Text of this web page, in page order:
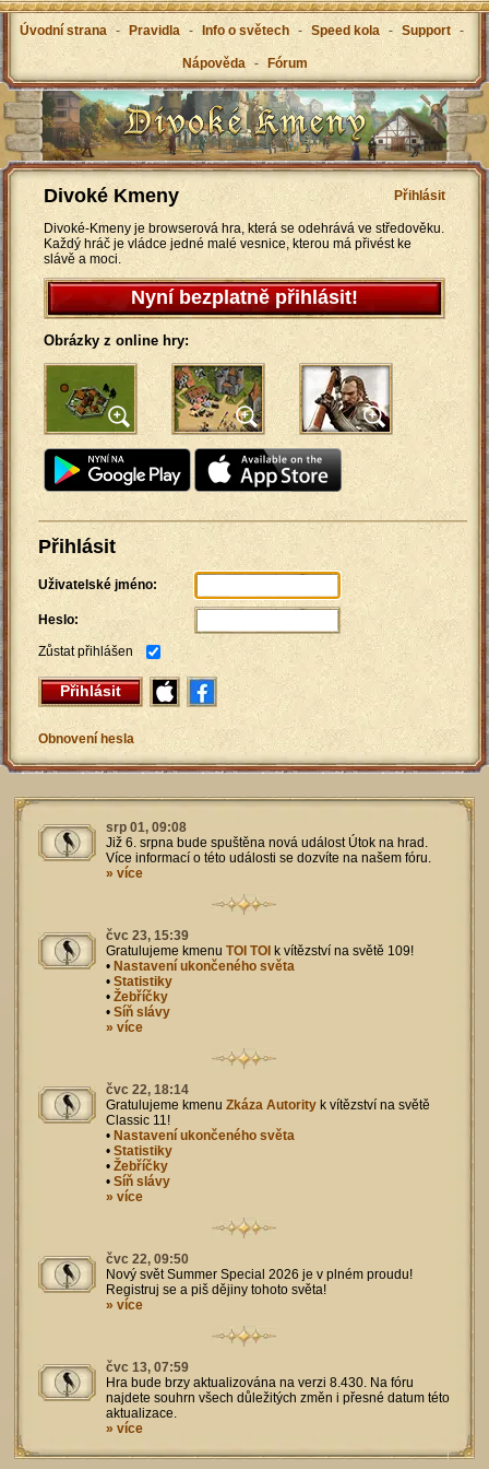
Úvodní strana - Pravidla - Info o světech - Speed kola - Support -
Nápověda - Fórum
Přihlásit
Divoké Kmeny
Divoké-Kmeny je browserová hra, která se odehrává ve středověku.
Každý hráč je vládce jedné malé vesnice, kterou má přivést ke
slávě a moci.
Nyní bezplatně přihlásit!
Obrázky z online hry:
Přihlásit
Uživatelské jméno:
Heslo:
Zůstat přihlášen
Přihlásit
Obnovení hesla
srp 01, 09:08
Již 6. srpna bude spuštěna nová událost Útok na hrad.
Více informací o této události se dozvíte na našem fóru.
» více
čvc 23, 15:39
Gratulujeme kmenuTOI TOI k vítězství na světě 109!
• Nastavení ukončeného světa
•Statistiky
•Žebříčky
•Síň slávy
» více
čvc 22, 18:14
Gratulujeme kmenuZkáza Autority k vítězství na světě
Classic 11!
• Nastavení ukončeného světa
•Statistiky
•Žebříčky
•Síň slávy
» více
čvc 22, 09:50
Nový svět Summer Special 2026 je v plném proudu!
Registruj se a piš dějiny tohoto světa!
» více
čvc 13, 07:59
Hra bude brzy aktualizována na verzi 8.430. Na fóru
najdete souhrn všech důležitých změn i přesné datum této
aktualizace.
» více